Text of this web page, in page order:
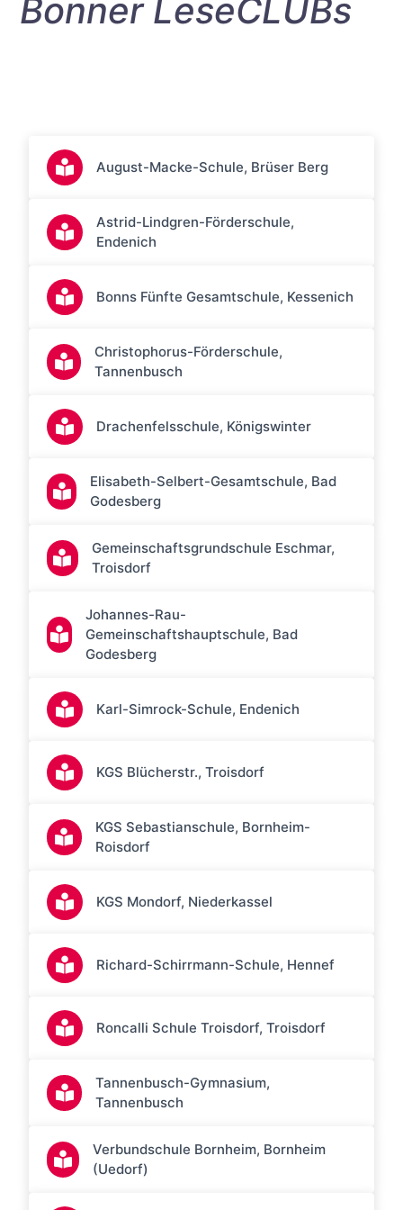
Bonner LeseCLUBs
August-Macke-Schule, Brüser Berg
Astrid-Lindgren-Förderschule,
Endenich
Bonns Fünfte Gesamtschule, Kessenich
Christophorus-Förderschule,
Tannenbusch
Drachenfelsschule, Königswinter
Elisabeth-Selbert-Gesamtschule, Bad
Godesberg
Gemeinschaftsgrundschule Eschmar,
Troisdorf
Johannes-Rau-
Gemeinschaftshauptschule, Bad
Godesberg
Karl-Simrock-Schule, Endenich
KGS Blücherstr., Troisdorf
KGS Sebastianschule, Bornheim-
Roisdorf
KGS Mondorf, Niederkassel
Richard-Schirrmann-Schule, Hennef
Roncalli Schule Troisdorf, Troisdorf
Tannenbusch-Gymnasium,
Tannenbusch
Verbundschule Bornheim, Bornheim
(Uedorf)